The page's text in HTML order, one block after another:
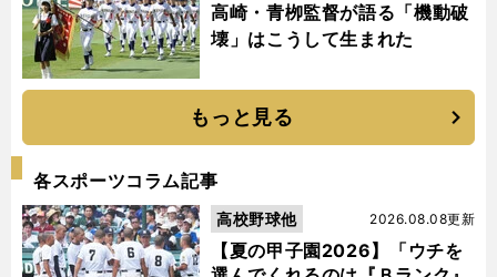
高崎・青栁監督が語る「機動破
壊」はこうして生まれた
もっと見る
各スポーツコラム記事
【夏の甲子園2026】「ウチを
2026.08.08更新
高校野球他